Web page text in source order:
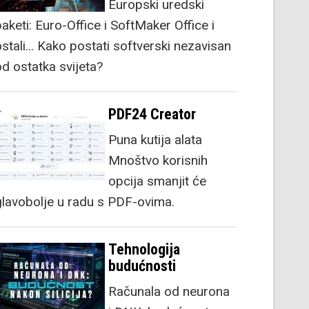
Europski uredski
Euro-Office i SoftMaker Office i
Kako postati softverski nezavisan
ostatka svijeta?
PDF24 Creator
Puna kutija alata
Mnoštvo korisnih
opcija smanjit će
u radu s PDF-ovima.
Tehnologija
budućnosti
Računala od neurona